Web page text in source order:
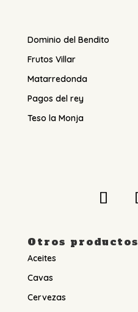
Dominio del Bendito
Frutos Villar
Matarredonda
Pagos del rey
Teso la Monja
Otros productos
Aceites
Cavas
Cervezas